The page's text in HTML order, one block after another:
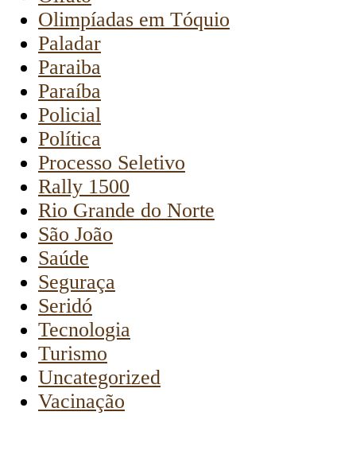
Olimpíadas em Tóquio
Paladar
Paraiba
Paraíba
Policial
Política
Processo Seletivo
Rally 1500
Rio Grande do Norte
São João
Saúde
Seguraça
Seridó
Tecnologia
Turismo
Uncategorized
Vacinação